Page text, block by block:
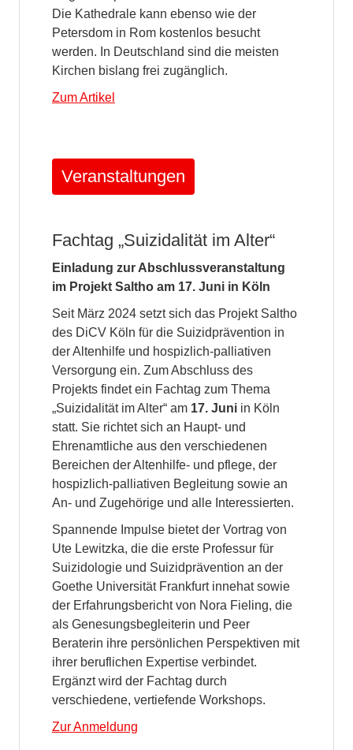
Die Kathedrale kann ebenso wie der
Petersdom in Rom kostenlos besucht
werden. In Deutschland sind die meisten
Kirchen bislang frei zugänglich.
Zum Artikel
Veranstaltungen
Fachtag „Suizidalität im Alter“
Einladung zur Abschlussveranstaltung
im Projekt Saltho am 17. Juni in Köln
Seit März 2024 setzt sich das Projekt Saltho
des DiCV Köln für die Suizidprävention in
der Altenhilfe und hospizlich-palliativen
Versorgung ein. Zum Abschluss des
Projekts findet ein Fachtag zum Thema
„Suizidalität im Alter“ am 17. Juni in Köln
statt. Sie richtet sich an Haupt- und
Ehrenamtliche aus den verschiedenen
Bereichen der Altenhilfe- und pflege, der
hospizlich-palliativen Begleitung sowie an
An- und Zugehörige und alle Interessierten.
Spannende Impulse bietet der Vortrag von
Ute Lewitzka, die die erste Professur für
Suizidologie und Suizidprävention an der
Goethe Universität Frankfurt innehat sowie
der Erfahrungsbericht von Nora Fieling, die
als Genesungsbegleiterin und Peer
Beraterin ihre persönlichen Perspektiven mit
ihrer beruflichen Expertise verbindet.
Ergänzt wird der Fachtag durch
verschiedene, vertiefende Workshops.
Zur Anmeldung